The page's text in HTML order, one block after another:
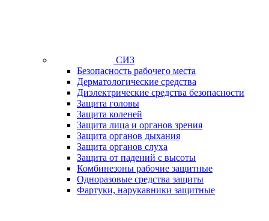
СИЗ
Безопасность рабочего места
Дерматологические средства
Диэлектрические средства безопасности
Защита головы
Защита коленей
Защита лица и органов зрения
Защита органов дыхания
Защита органов слуха
Защита от падений с высоты
Комбинезоны рабочие защитные
Одноразовые средства защиты
Фартуки, нарукавники защитные